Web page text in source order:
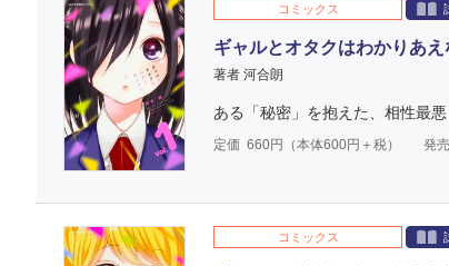
コミックス
ギャルとオタクはわかりあ
著者 河合朗
ある「秘密」を抱えた、相性最
定価 660円（本体600円＋税） 発
コミックス